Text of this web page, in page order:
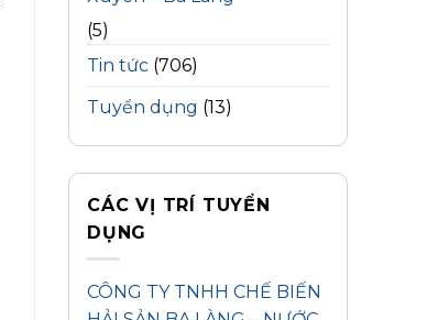
(5)
Tin tức (706)
Tuyển dụng (13)
CÁC VỊ TRÍ TUYỂN
DỤNG
CÔNG TY TNHH CHẾ BIẾN